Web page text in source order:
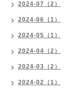
2024-07（2）
2024-06（1）
2024-05（1）
2024-04（2）
2024-03（2）
2024-02（1）